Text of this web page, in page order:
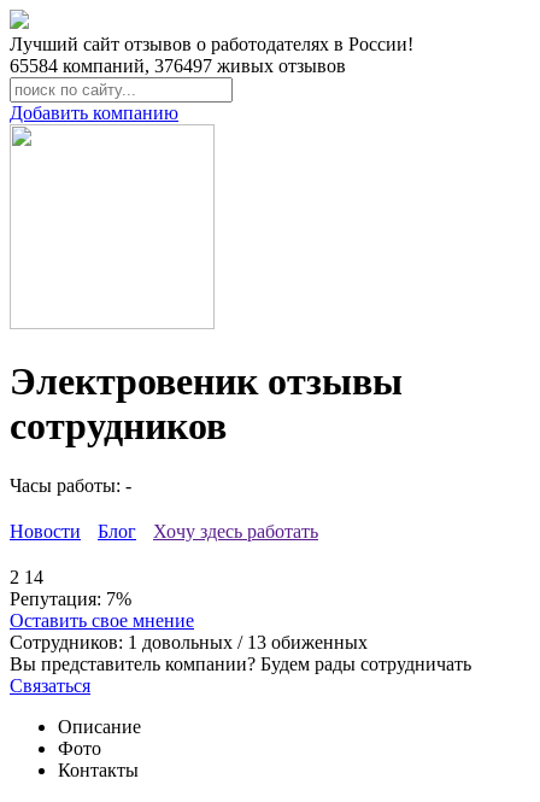
Лучший сайт отзывов о работодателях в России!
65584 компаний, 376497 живых отзывов
Добавить компанию
Электровеник отзывы
сотрудников
Часы работы: -
Новости Блог Хочу здесь работать
2 14
Репутация: 7%
Оставить свое мнение
Сотрудников: 1 довольных / 13 обиженных
Вы представитель компании? Будем рады сотрудничать
Связаться
Описание
Фото
Контакты